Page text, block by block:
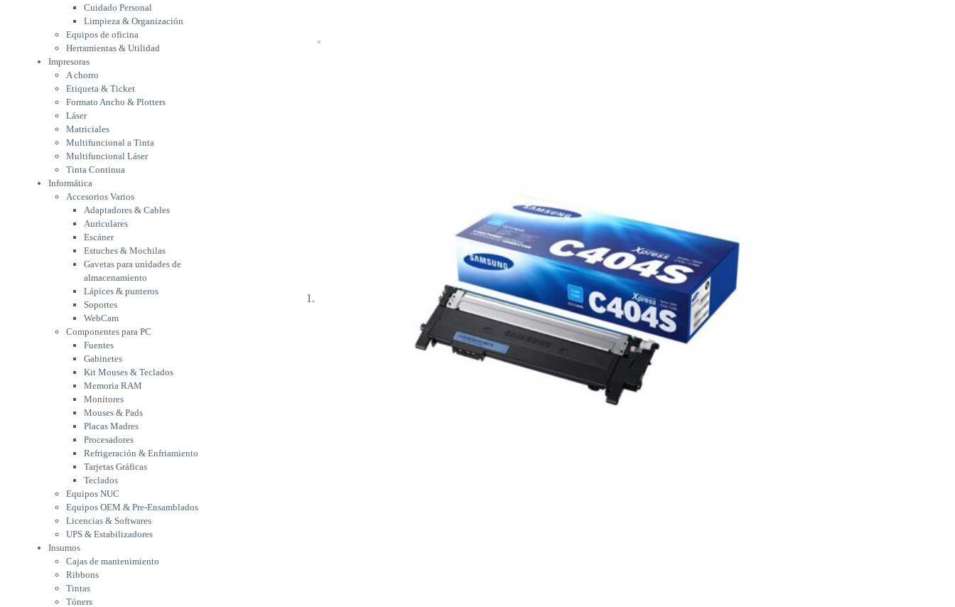
Láser
Matriciales
Multifuncional a Tinta
Multifuncional Láser
Tinta Continua
Informática
Accesorios Varios
Adaptadores & Cables
Auriculares
Escáner
Estuches & Mochilas
Gavetas para unidades de
Lápices & punteros
Soportes
WebCam
Componentes para PC
Fuentes
Gabinetes
Kit Mouses & Teclados
Memoria RAM
Monitores
Mouses & Pads
Placas Madres
Procesadores
Refrigeración &
Enfriamiento
Tarjetas Gráficas
Teclados
Equipos NUC
Equipos OEM & Pre-
Ensamblados
Licencias & Softwares
UPS & Estabilizadores
Insumos
Cajas de mantenimiento
Ribbons
Tintas
Tóners
Varios
Network
Accesorios Redes
Adaptadores Bluetooth &
Cuidado Personal
Limpieza & Organización
Equipos de oficina
Herramientas & Utilidad
Impresoras
A chorro
Etiqueta & Ticket
Formato Ancho & Plotters
Láser
Matriciales
Multifuncional a Tinta
Multifuncional Láser
Tinta Continua
Informática
Accesorios Varios
Adaptadores & Cables
Auriculares
Escáner
Estuches & Mochilas
Gavetas para unidades de
almacenamiento
Lápices & punteros
Soportes
WebCam
Componentes para PC
Fuentes
Gabinetes
Kit Mouses & Teclados
Memoria RAM
Monitores
Mouses & Pads
Placas Madres
Procesadores
Refrigeración & Enfriamiento
Tarjetas Gráficas
Teclados
Equipos NUC
Equipos OEM & Pre-Ensamblados
Licencias & Softwares
UPS & Estabilizadores
Insumos
Cajas de mantenimiento
Ribbons
Tintas
Tóners